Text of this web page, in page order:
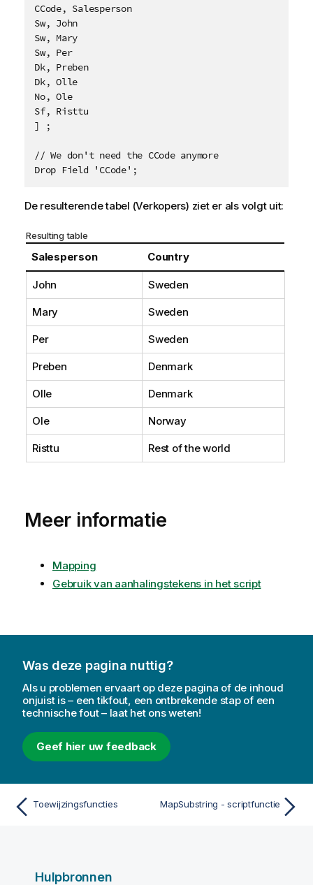
CCode, Salesperson
Sw, John
Sw, Mary
Sw, Per
Dk, Preben
Dk, Olle
No, Ole
Sf, Risttu
] ;
// We don't need the CCode anymore
Drop Field 'CCode';
De resulterende tabel (Verkopers) ziet er als volgt uit:
Resulting table
Salesperson Country
John Sweden
Mary Sweden
Per Sweden
Preben Denmark
Olle Denmark
Ole Norway
Risttu Rest of the world
Meer informatie
Mapping
Gebruik van aanhalingstekens in het script
Was deze pagina nuttig?
Als u problemen ervaart op deze pagina of de inhoud
onjuist is – een tikfout, een ontbrekende stap of een
technische fout – laat het ons weten!
Geef hier uw feedback
Toewijzingsfuncties MapSubstring - scriptfunctie
Hulpbronnen